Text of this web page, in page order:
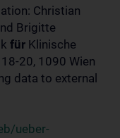
Christian
Brigitte
für Klinische
20, 1090 Wien
data to external
ueber-